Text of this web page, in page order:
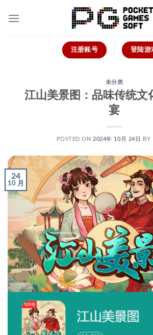
注册账号 登陆游
未分类
江山美景图：品味传统文
宴
POSTED ON 2024年 10月 24日 BY
24
10 月